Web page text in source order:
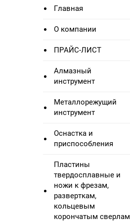
Главная
О компании
ПРАЙС-ЛИСТ
Алмазный
инструмент
Металлорежущий
инструмент
Оснастка и
приспособления
Пластины
твердосплавные и
ножи к фрезам,
разверткам,
кольцевым
корончатым сверлам